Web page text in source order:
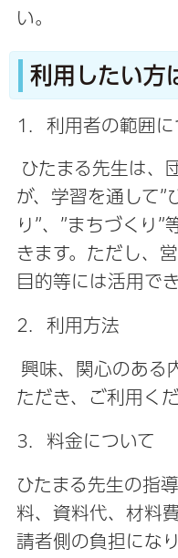
い。
利用したい方
1．利用者の範囲に
ひたまる先生は、
が、学習を通して”
り”、”まちづくり
きます。ただし、
目的等には活用で
2．利用方法
興味、関心のある
ただき、ご利用くだ
3．料金について
ひたまる先生の指
料、資料代、材料
請者側の負担にな